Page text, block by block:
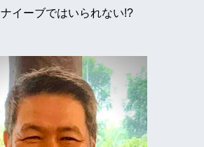
ナイーブではいられない!?